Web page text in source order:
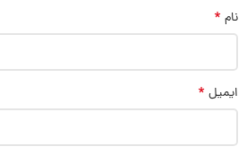
نام *
ایمیل *